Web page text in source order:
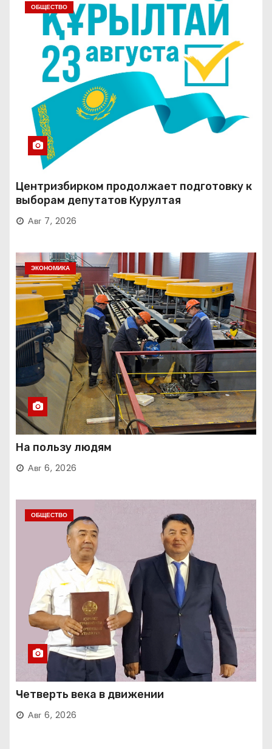
ОБЩЕСТВО
Центризбирком продолжает подготовку к
выборам депутатов Курултая
Авг 7, 2026
ЭКОНОМИКА
На пользу людям
Авг 6, 2026
ОБЩЕСТВО
Четверть века в движении
Авг 6, 2026